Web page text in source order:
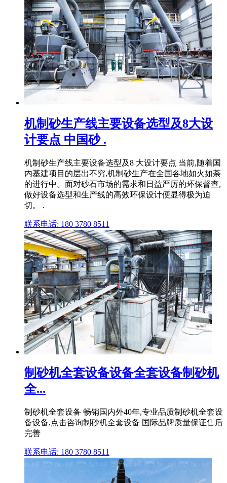
机制砂生产线主要设备选型及8大设
计要点 中国砂 .
机制砂生产线主要设备选型及8 大设计要点 当前,随着国
内基建项目的层出不穷,机制砂生产在全国各地如火如荼
的进行中。面对砂石市场的需求和日益严厉的环保督查,
做好设备选型和生产线的高效环保设计便显得极为迫
切。 .
联系电话: 180 3780 8511
制砂机全套设备设备全套设备制砂机
全...
制砂机全套设备 畅销国内外40年,专业品质制砂机全套设
备设备,点击咨询制砂机全套设备 国际品牌质量保证售后
完善
联系电话: 180 3780 8511